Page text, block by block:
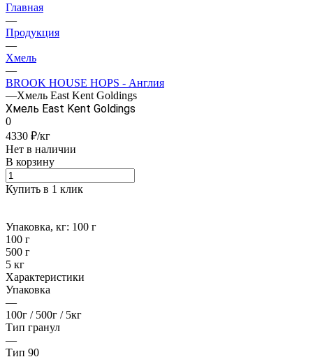
Главная
—
Продукция
—
Хмель
—
BROOK HOUSE HOPS - Англия
—Хмель East Kent Goldings
Хмель East Kent Goldings
0
4330 ₽/кг
Нет в наличии
В корзину
Купить в 1 клик
Упаковка, кг: 100 г
100 г
500 г
5 кг
Характеристики
Упаковка
—
100г / 500г / 5кг
Тип гранул
—
Тип 90